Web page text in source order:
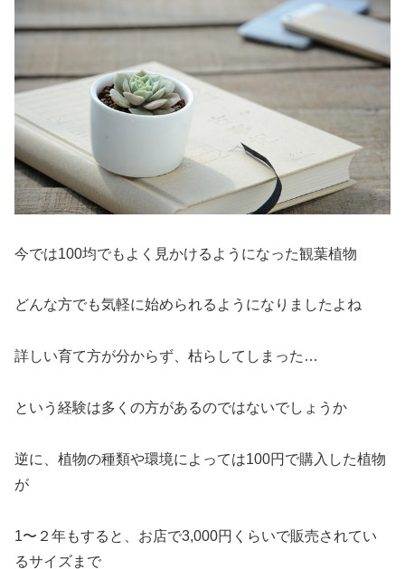
今では100均でもよく見かけるようになった観葉植物
どんな方でも気軽に始められるようになりましたよね
詳しい育て方が分からず、枯らしてしまった…
という経験は多くの方があるのではないでしょうか
逆に、植物の種類や環境によっては100円で購入した植物
が
1〜２年もすると、お店で3,000円くらいで販売されてい
るサイズまで